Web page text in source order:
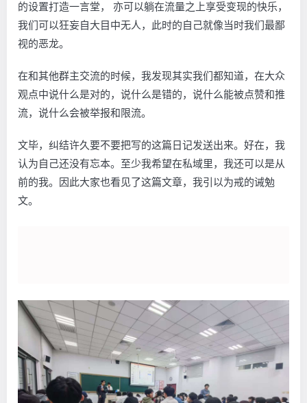
的设置打造一言堂， 亦可以躺在流量之上享受变现的快乐，
我们可以狂妄自大目中无人，此时的自己就像当时我们最鄙
视的恶龙。
在和其他群主交流的时候，我发现其实我们都知道，在大众
观点中说什么是对的，说什么是错的，说什么能被点赞和推
流，说什么会被举报和限流。
文毕，纠结许久要不要把写的这篇日记发送出来。好在，我
认为自己还没有忘本。至少我希望在私域里，我还可以是从
前的我。因此大家也看见了这篇文章，我引以为戒的诫勉
文。